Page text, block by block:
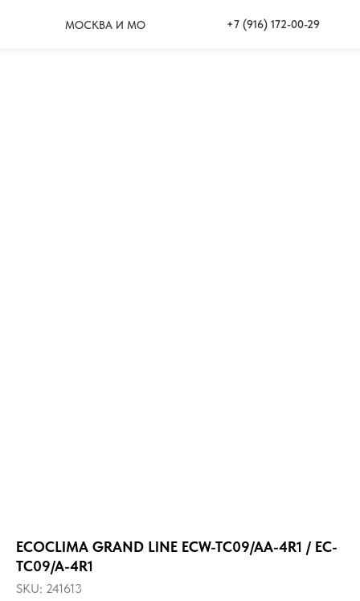
МОСКВА И МО +7 (916) 172-00-29
ECOCLIMA GRAND LINE ECW-TC09/AA-4R1 / EC-
TC09/A-4R1
SKU: 241613